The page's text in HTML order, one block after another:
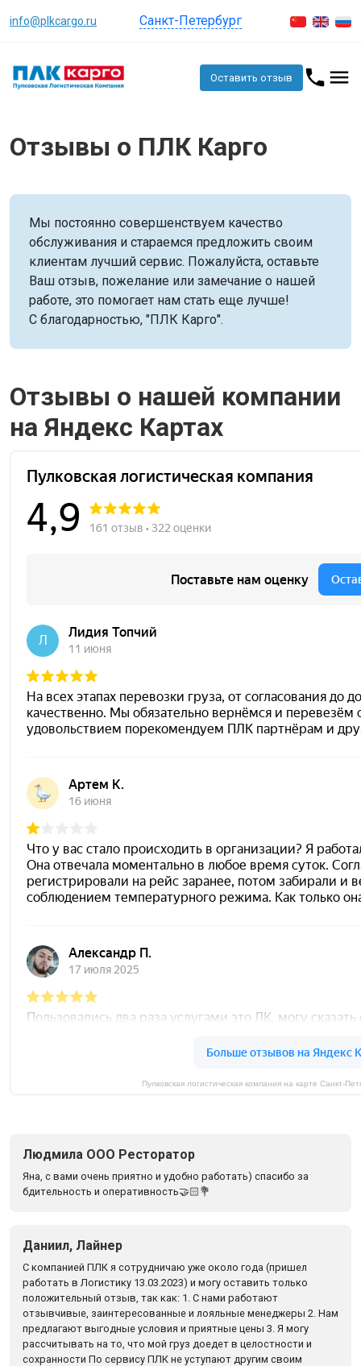
info@plkcargo.ru Санкт-Петербург
Оставить отзыв
Отзывы о ПЛК Карго
Мы постоянно совершенствуем качество
обслуживания и стараемся предложить своим
клиентам лучший сервис. Пожалуйста, оставьте
Ваш отзыв, пожелание или замечание о нашей
работе, это помогает нам стать еще лучше!
С благодарностью, "ПЛК Карго".
Отзывы о нашей компании
на Яндекс Картах
Пулковская логистическая компания на карте
Людмила ООО Ресторатор
Яна, с вами очень приятно и удобно работать) спасибо за
бдительность и оперативность🤝🏻💐
Даниил, Лайнер
С компанией ПЛК я сотрудничаю уже около года (пришел
работать в Логистику 13.03.2023) и могу оставить только
положительный отзыв, так как: 1. С нами работают
отзывчивые, заинтересованные и лояльные менеджеры 2. Нам
предлагают выгодные условия и приятные цены 3. Я могу
рассчитывать на то, что мой груз доедет в целостности и
сохранности По сервису ПЛК не уступают другим своим